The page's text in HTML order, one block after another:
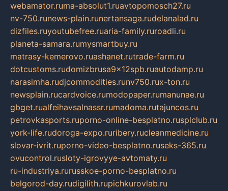
webamator.ruma-absolut1.ruavtopomosch27.ru
nv-750.runews-plain.runertansaga.rudelanalad.ru
dizfiles.ruyoutubefree.ruaria-family.ruroadli.ru
planeta-samara.rumysmartbuy.ru
matrasy-kemerovo.ruashanet.rutrade-farm.ru
dotcustoms.rudomizbrusa9x12spb.ruautodamp.ru
narasimha.rudjcommodities.runv750.rux-ton.ru
newsplain.rucardvoice.rumodopaper.rumanunae.ru
gbget.rualfeihavsalnassr.rumadoma.rutajuncos.ru
petrovkasports.ruporno-online-besplatno.rusplclub.ru
york-life.rudoroga-expo.ruribery.rucleanmedicine.ru
slovar-ivrit.ruporno-video-besplatno.ruseks-365.ru
ovucontrol.rusloty-igrovyye-avtomaty.ru
ru-industriya.rurusskoe-porno-besplatno.ru
belgorod-day.rudigilith.rupichkurovlab.ru